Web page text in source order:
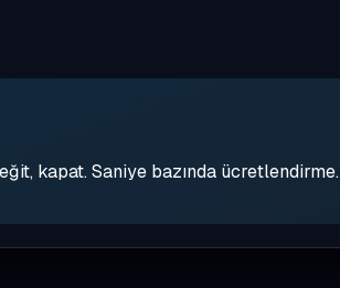
kapat. Saniye bazında ücretlendirme.